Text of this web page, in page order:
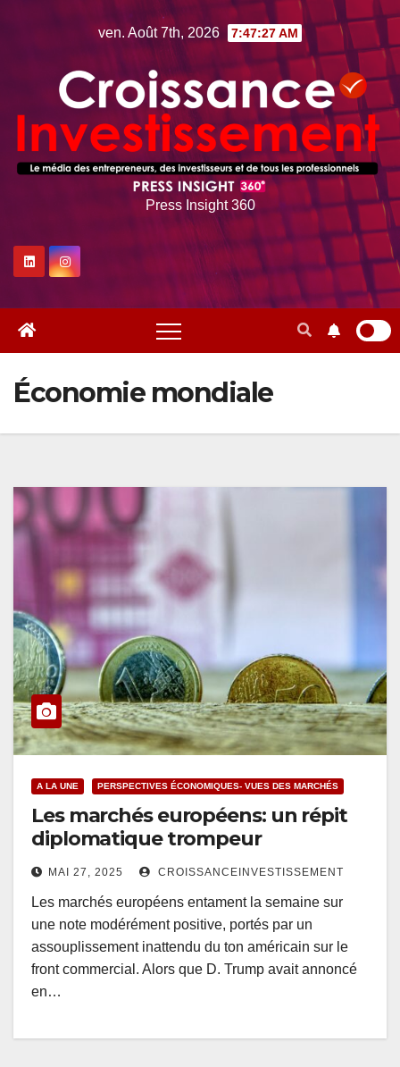
ven. Août 7th, 2026 7:47:29 AM
Press Insight 360
Économie mondiale
A LA UNE PERSPECTIVES ÉCONOMIQUES- VUES DES MARCHÉS
Les marchés européens: un répit
diplomatique trompeur
MAI 27, 2025 CROISSANCEINVESTISSEMENT
Les marchés européens entament la semaine sur
une note modérément positive, portés par un
assouplissement inattendu du ton américain sur le
front commercial. Alors que D. Trump avait annoncé
en…